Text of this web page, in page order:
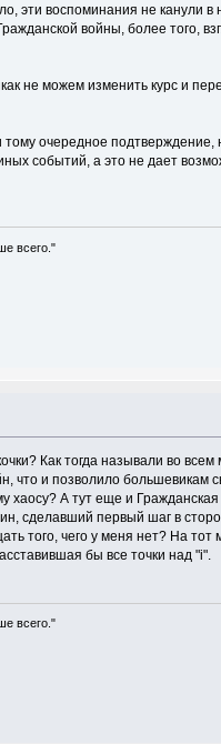
эти воспоминания не канули в
войны, более того,
не можем изменить курс и
очередное подтверждение,
событий, а это не дает
всего."
Как тогда называли во
что и позволило большевикам
хаосу? А тут еще и
сделавший первый шаг в
того, чего у меня нет? На тот
бы все точки над "i".
всего."